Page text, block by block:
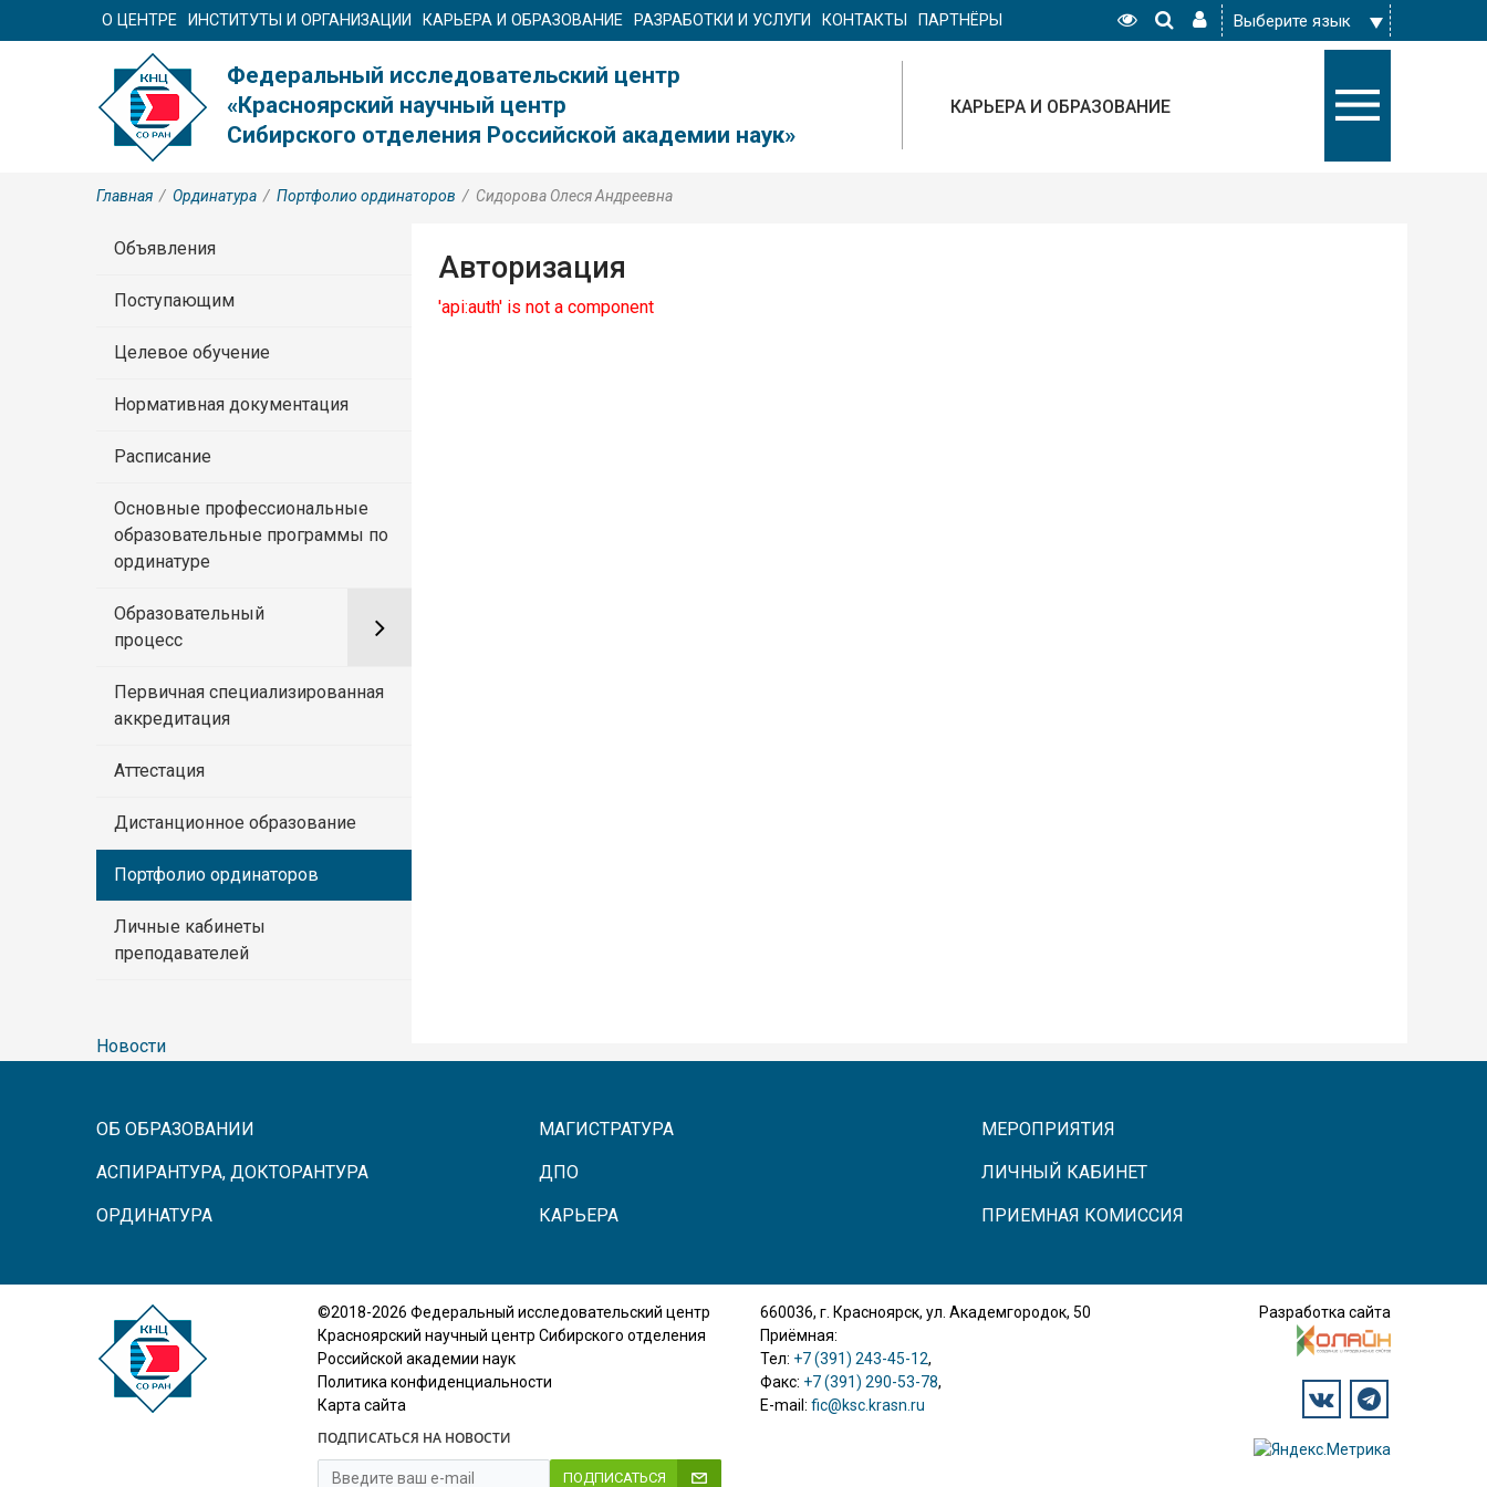
О ЦЕНТРЕ ИНСТИТУТЫ И ОРГАНИЗАЦИИ КАРЬЕРА И ОБРАЗОВАНИЕ РАЗРАБОТКИ И УСЛУГИ КОНТАКТЫ ПАРТНЁРЫ
Федеральный исследовательский центр
«Красноярский научный центр
Сибирского отделения Российской академии наук»
КАРЬЕРА И ОБРАЗОВАНИЕ
Главная / Ординатура / Портфолио ординаторов / Сидорова Олеся Андреевна
Объявления
Поступающим
Целевое обучение
Нормативная документация
Расписание
Основные профессиональные
образовательные программы по
ординатуре
Образовательный
процесс
Первичная специализированная
аккредитация
Аттестация
Дистанционное образование
Портфолио ординаторов
Личные кабинеты
преподавателей
Новости
Авторизация
'api:auth' is not a component
ОБ ОБРАЗОВАНИИ
АСПИРАНТУРА, ДОКТОРАНТУРА
ОРДИНАТУРА
МАГИСТРАТУРА
ДПО
КАРЬЕРА
МЕРОПРИЯТИЯ
ЛИЧНЫЙ КАБИНЕТ
ПРИЕМНАЯ КОМИССИЯ
©2018-2026 Федеральный исследовательский центр
Красноярский научный центр Сибирского отделения
Российской академии наук
Политика конфиденциальности
Карта сайта
ПОДПИСАТЬСЯ НА НОВОСТИ
ПОДПИСАТЬСЯ
660036, г. Красноярск, ул. Академгородок, 50
Приёмная:
Тел: +7 (391) 243-45-12,
Факс: +7 (391) 290-53-78,
E-mail: fic@ksc.krasn.ru
Разработка сайта